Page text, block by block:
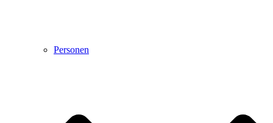
Personen